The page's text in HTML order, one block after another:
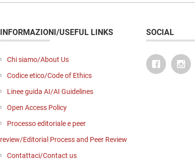
INFORMAZIONI/USEFUL LINKS
Chi siamo/About Us
Codice etico/Code of Ethics
Linee guida AI/AI Guidelines
Open Access Policy
Processo editoriale e peer
review/Editorial Process and Peer Review
Contattaci/Contact us
SOCIAL